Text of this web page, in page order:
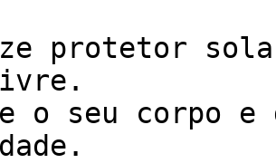
protetor
o seu corpo e